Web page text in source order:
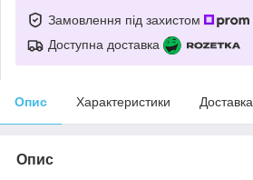
Замовлення під захистом
Доступна доставка
Опис Характеристики Доставка
Опис